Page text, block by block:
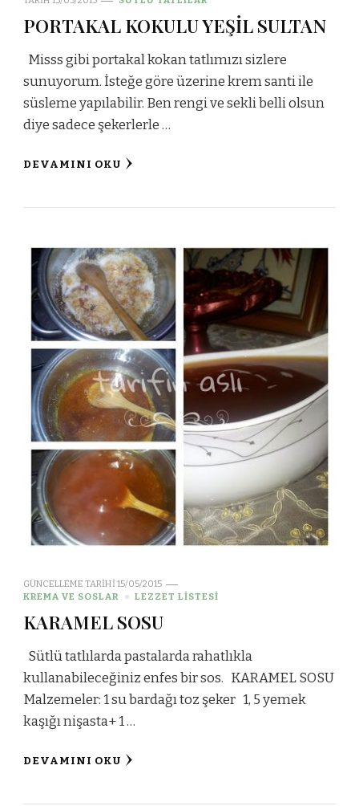
PORTAKAL KOKULU YEŞİL SULTAN
Misss gibi portakal kokan tatlımızı sizlere
sunuyorum. İsteğe göre üzerine krem santi ile
süsleme yapılabilir. Ben rengi ve sekli belli olsun
diye sadece şekerlerle …
DEVAMINI OKU
GÜNCELLEME TARIHI15/05/2015
KREMA VE SOSLAR
LEZZET LİSTESİ
KARAMEL SOSU
Sütlü tatlılarda pastalarda rahatlıkla
kullanabileceğiniz enfes bir sos. KARAMEL SOSU
Malzemeler: 1 su bardağı toz şeker 1, 5 yemek
kaşığı nişasta+ 1 …
DEVAMINI OKU